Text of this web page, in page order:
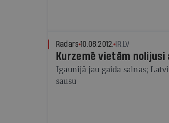
Radars 10.08.2012. IR.LV
Kurzemē vietām
Igaunijā jau gaida salnas;
sausu